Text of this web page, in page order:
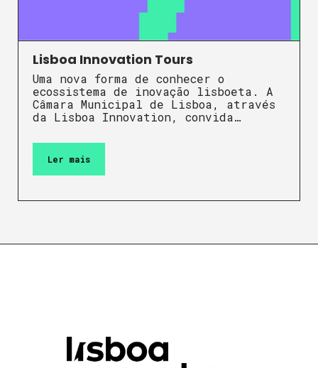
Lisboa Innovation Tours
Uma nova forma de conhecer o
ecossistema de inovação lisboeta. A
Câmara Municipal de Lisboa, através
da Lisboa Innovation, convida…
Ler mais